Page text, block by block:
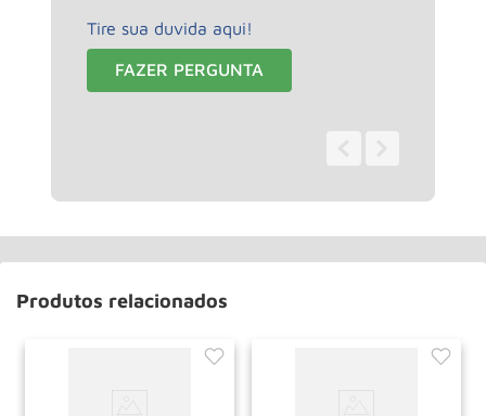
Tire sua duvida aqui!
FAZER PERGUNTA
Produtos relacionados